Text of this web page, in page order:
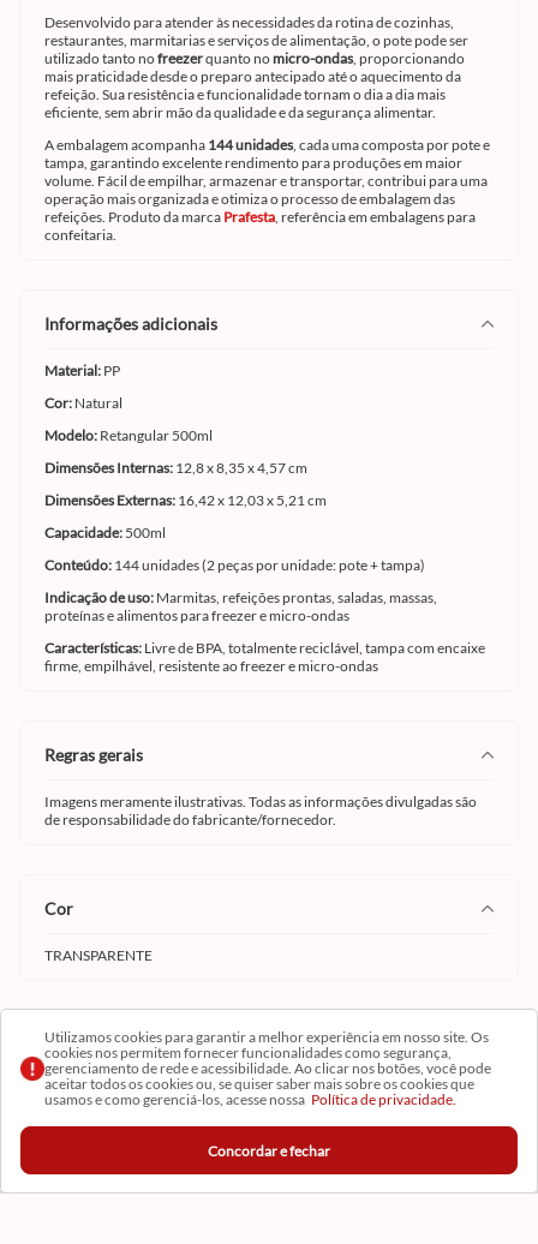
Utilizamos cookies para garantir a melhor experiência em nosso site. Os
cookies nos permitem fornecer funcionalidades como segurança,
gerenciamento de rede e acessibilidade. Ao clicar nos botões, você pode
aceitar todos os cookies ou, se quiser saber mais sobre os cookies que
usamos e como gerenciá-los, acesse nossa Política de privacidade.
Concordar e fechar
Desenvolvido para atender às necessidades da rotina de cozinhas,
restaurantes, marmitarias e serviços de alimentação, o pote pode ser
utilizado tanto nofreezerquanto nomicro-ondas, proporcionando
mais praticidade desde o preparo antecipado até o aquecimento da
refeição. Sua resistência e funcionalidade tornam o dia a dia mais
eficiente, sem abrir mão da qualidade e da segurança alimentar.
A embalagem acompanha 144 unidades, cada uma composta por pote e
tampa, garantindo excelente rendimento para produções em maior
volume. Fácil de empilhar, armazenar e transportar, contribui para uma
operação mais organizada e otimiza o processo de embalagem das
refeições. Produto da marca Prafesta, referência em embalagens para
confeitaria.
informações adicionais
Material: PP
Cor: Natural
Modelo: Retangular 500ml
Dimensões Internas: 12,8 x 8,35 x 4,57 cm
Dimensões Externas: 16,42 x 12,03 x 5,21 cm
Capacidade: 500ml
Conteúdo: 144 unidades (2 peças por unidade: pote + tampa)
Indicação de uso: Marmitas, refeições prontas, saladas, massas,
proteínas e alimentos para freezer e micro-ondas
Características: Livre de BPA, totalmente reciclável, tampa com encaixe
firme, empilhável, resistente ao freezer e micro-ondas
regras gerais
Imagens meramente ilustrativas. Todas as informações divulgadas são
de responsabilidade do fabricante/fornecedor.
cor
TRANSPARENTE
formato
RETANGULAR